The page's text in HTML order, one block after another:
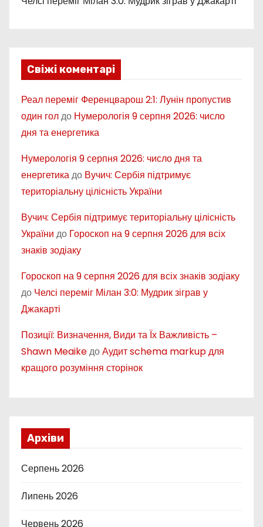
Свіжі коментарі
Реал переміг Ференцварош 2:1: Лунін пропустив
один голдо Нумерологія 9 серпня 2026: число
дня та енергетика
Нумерологія 9 серпня 2026: число дня та
енергетикадо Вучич: Сербія підтримує
територіальну цілісність України
Вучич: Сербія підтримує територіальну цілісність
України до Гороскоп на 9 серпня 2026 для всіх
знаків зодіаку
Гороскоп на 9 серпня 2026 для всіх знаків зодіаку
до Челсі переміг Мілан 3:0: Мудрик зіграв у
Джакарті
Позиції: Визначення, Види та Їх Важливість –
Shawn MeaikeдоАудит schema markup для
кращого розуміння сторінок
Архіви
Серпень 2026
Липень 2026
Червень 2026